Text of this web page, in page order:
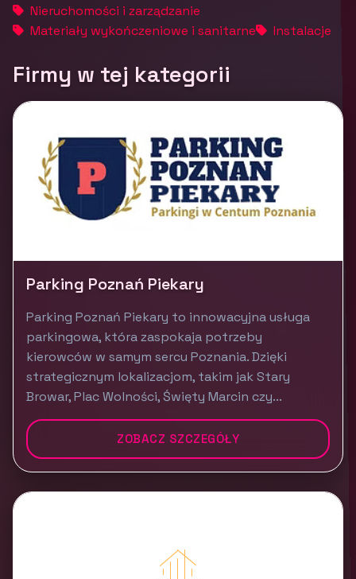
Nieruchomości i zarządzanie
Materiały wykończeniowe i sanitarne
Instalacje
Firmy w tej kategorii
Parking Poznań Piekary
Parking Poznań Piekary to innowacyjna usługa
parkingowa, która zaspokaja potrzeby
kierowców w samym sercu Poznania. Dzięki
strategicznym lokalizacjom, takim jak Stary
Browar, Plac Wolności, Święty Marcin czy...
ZOBACZ SZCZEGÓŁY